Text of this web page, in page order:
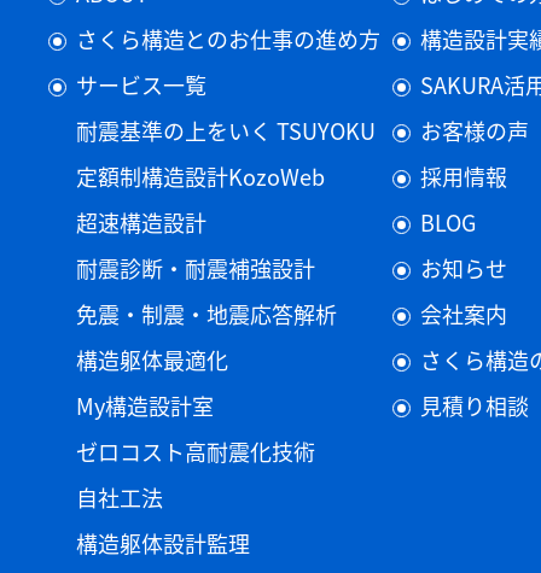
さくら構造とのお仕事の進め方
サービス一覧
耐震基準の上をいく TSUYOKU
定額制構造設計KozoWeb
超速構造設計
耐震診断・耐震補強設計
免震・制震・地震応答解析
構造躯体最適化
My構造設計室
ゼロコスト高耐震化技術
自社工法
構造躯体設計監理
構造設計実
SAKURA活
お客様の声
採用情報
BLOG
お知らせ
会社案内
さくら構造
見積り相談